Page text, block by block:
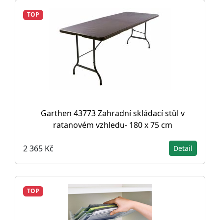
TOP
Garthen 43773 Zahradní skládací stůl v
ratanovém vzhledu- 180 x 75 cm
2 365 Kč Detail
TOP